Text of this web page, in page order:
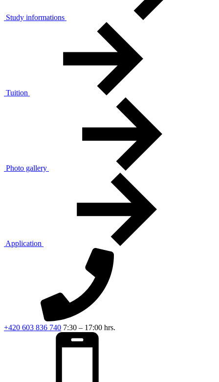
Study informations
Tuition
Photo gallery
Application
+420 603 836 740 7:30 – 17:00 hrs.